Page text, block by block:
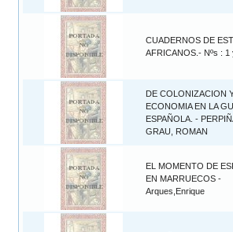
CUADERNOS DE
AFRICANOS.- Nºs : 1
DE COLONIZACION
ECONOMIA EN LA
ESPAÑOLA. -
GRAU, ROMAN
EL MOMENTO DE
EN MARRUECOS -
Arques,Enrique